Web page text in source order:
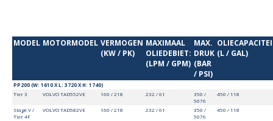
MODEL MOTORMODEL VERMOGEN
(KW / PK)
MAXIMAAL
OLIEDEBIET:
(LPM / GPM)
MAX.
DRUK
(BAR
/ PSI)
(L / GAL)
PP200 (W: 1610 X L: 3720 X H: 1740)
Tier 3
VOLVO TAD552VE 160 / 218 232 / 61
350 /
5076
450 / 118
Stage V /
Tier 4F
VOLVO TAD582VE 160 / 218 232 / 61
350 /
5076
450 / 118